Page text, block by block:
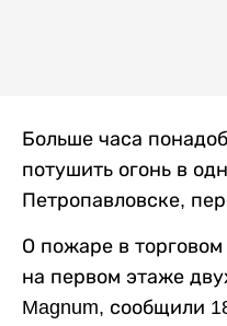
Больше часа
потушить огонь в
Петропавловске,
О пожаре в
на первом этаже
Magnum, сообщили